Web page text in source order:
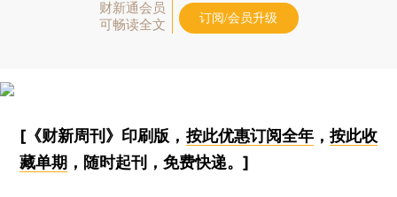
财新通会员
可畅读全文
订阅/会员升级
[《财新周刊》印刷版， 按此优惠订阅全年， 按此收
藏单期 ，随时起刊，免费快递。]